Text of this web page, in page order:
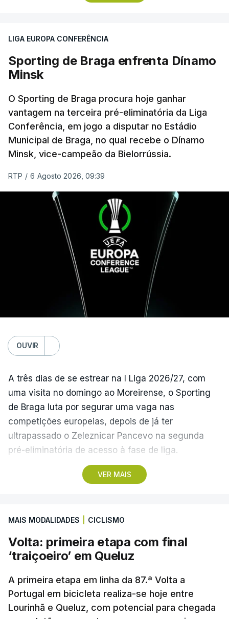
de serem eliminados pelos austríacos do Sturm
Graz, com um agregado de 6-0.
equipa relegada da ‘Champions’, o derrotado do
encontro entre Aarhus, campeão dinamarquês, ou
o Sabah, campeão do Azerbaijão, sendo que, em
caso de afastamento, os 'encarnados' caem para o
play-off da Liga Conferência, encontrando os
O jogo no Estádio da Luz tem início às 20:00, com
arbitragem do romeno Marian Barbu, enquanto a
segunda mão está marcada para 13 de agosto, em
Na fase de liga da Liga Europa já está o Torreense,
único representante português com entrada direta,
graças à conquista da Taça de Portugal.
LIGA EUROPA CONFERÊNCIA
Sporting de Braga enfrenta Dínamo
Minsk
O Sporting de Braga procura hoje ganhar
vantagem na terceira pré-eliminatória da Liga
Conferência, em jogo a disputar no Estádio
Municipal de Braga, no qual recebe o Dínamo
Minsk, vice-campeão da Bielorrússia.
RTP / 6 Agosto 2026, 09:39
OUVIR
VER MAIS
A três dias de se estrear na I Liga 2026/27, com
uma visita no domingo ao Moreirense, o Sporting
de Braga luta por segurar uma vaga nas
competições europeias, depois de já ter
ultrapassado o Zeleznicar Pancevo na segunda
pré-eliminatória de acesso à fase de liga.
A inesperada vitória do Torreense na Taça de
relegou o Sporting de Braga, quarto, para a Liga
Conferência, competição que disputa pela primeira
vez.
Na última temporada, a equipa de Carlos Vicens
teve o seu segundo melhor desempenho de
sempre nas provas europeias, ao chegar às meias-
MAIS MODALIDADES CICLISMO
Volta: primeira etapa com final
‘traiçoeiro’ em Queluz
A primeira etapa em linha da 87.ª Volta a
Portugal em bicicleta realiza-se hoje entre
Lourinhã e Queluz, com potencial para chegada